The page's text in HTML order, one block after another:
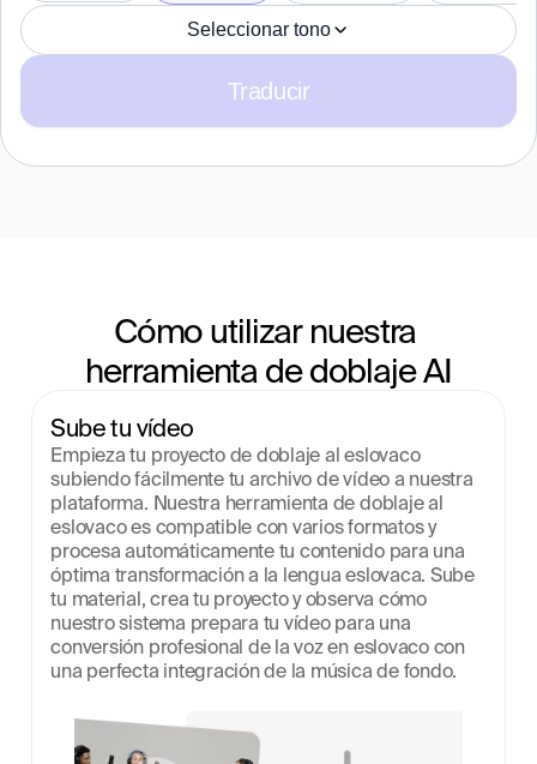
Seleccionar tono
Traducir
Cómo utilizar nuestra
herramienta de doblaje AI
Sube tu vídeo
Empieza tu proyecto de doblaje al eslovaco
subiendo fácilmente tu archivo de vídeo a nuestra
plataforma. Nuestra herramienta de doblaje al
eslovaco es compatible con varios formatos y
procesa automáticamente tu contenido para una
óptima transformación a la lengua eslovaca. Sube
tu material, crea tu proyecto y observa cómo
nuestro sistema prepara tu vídeo para una
conversión profesional de la voz en eslovaco con
una perfecta integración de la música de fondo.